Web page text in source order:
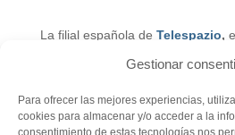
Gestionar
Para ofrecer las mejores experiencias,
cookies para almacenar y/o acceder a la
consentimiento de estas tecnologías nos
La filial española de Telespazio,
aeronaves no tripuladas. En una
Faro de Vigo,Carlos Hernández